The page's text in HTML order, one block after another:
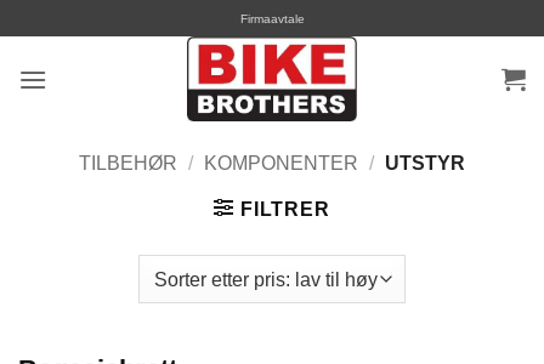
content
Firmaavtale
TILBEHØR / KOMPONENTER / UTSTYR
FILTRER